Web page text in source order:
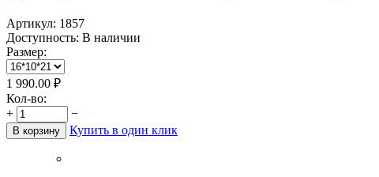
Артикул: 1857
Доступность: В наличии
Размер:
1 990.00 ₽
Кол-во:
+
−
В корзину Купить в один клик